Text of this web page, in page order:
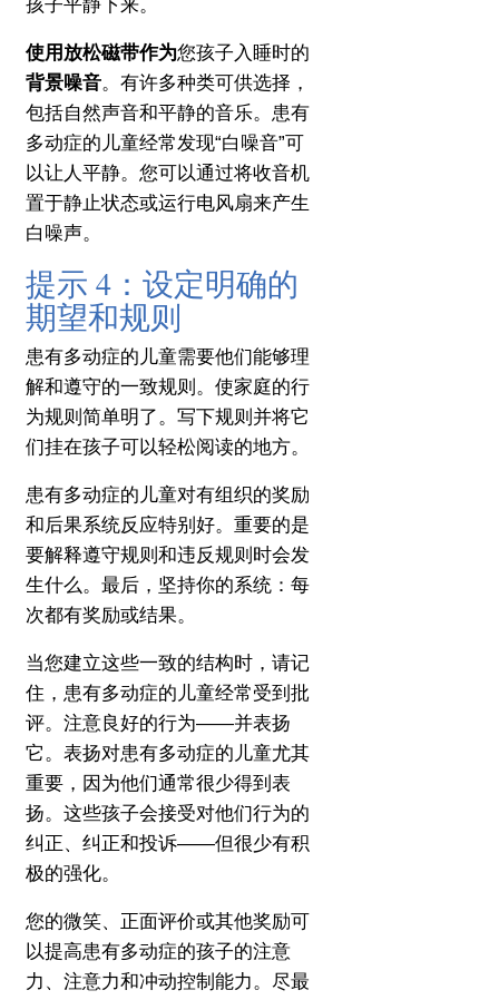
孩子平静下来。
使用放松磁带作为您孩子入睡时的
背景噪音。 有许多种类可供选择，
包括自然声音和平静的音乐。 患有
多动症的儿童经常发现“白噪音”可
以让人平静。 您可以通过将收音机
置于静止状态或运行电风扇来产生
白噪声。
提示 4：设定明确的
期望和规则
患有多动症的儿童需要他们能够理
解和遵守的一致规则。 使家庭的行
为规则简单明了。 写下规则并将它
们挂在孩子可以轻松阅读的地方。
患有多动症的儿童对有组织的奖励
和后果系统反应特别好。 重要的是
要解释遵守规则和违反规则时会发
生什么。 最后，坚持你的系统：每
次都有奖励或结果。
当您建立这些一致的结构时，请记
住，患有多动症的儿童经常受到批
评。 注意良好的行为——并表扬
它。 表扬对患有多动症的儿童尤其
重要，因为他们通常很少得到表
扬。 这些孩子会接受对他们行为的
纠正、纠正和投诉——但很少有积
极的强化。
您的微笑、正面评价或其他奖励可
以提高患有多动症的孩子的注意
力、注意力和冲动控制能力。 尽最